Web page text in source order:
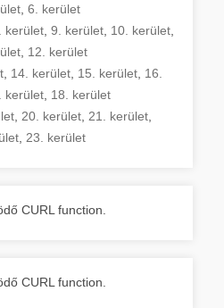
6. kerület
kerület 9. kerület 10. kerület
, 12. kerület
, 14. kerület, 15. kerület, 16.
kerület, 18. kerület
, 20. kerület, 21. kerület,
23. kerület
CURL function.
CURL function.